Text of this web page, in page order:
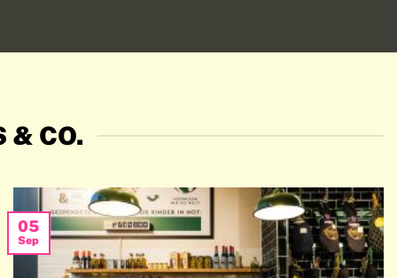
& CO.
05
Sep